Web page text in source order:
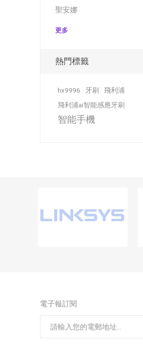
聖安娜
更多
熱門標籤
hx9996 牙刷
飛利浦
飛利浦ai智能感應牙刷
智能手機
電子報訂閱